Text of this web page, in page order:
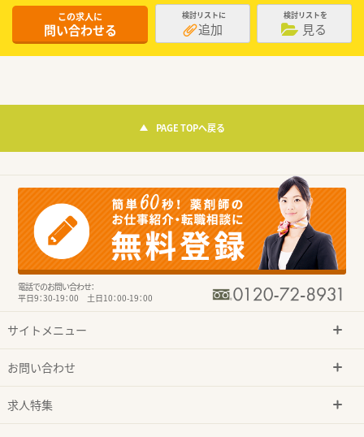
この求人に
問い合わせる
検討リストに
追加
検討リストを
見る
PAGE TOPへ戻る
電話でのお問い合わせ：
平日9：30-19：00 土日10：00-19：00
サイトメニュー
お問い合わせ
求人特集